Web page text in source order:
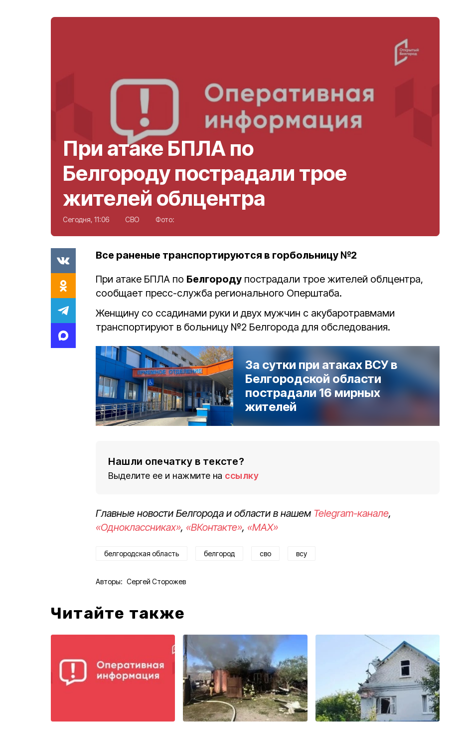
При атаке БПЛА по
Белгороду пострадали трое
жителей облцентра
Сегодня, 11:06 СВО Фото:
Все раненые транспортируются в горбольницу №2
При атаке БПЛА по Белгороду пострадали трое жителей облцентра,
сообщает пресс-служба регионального Оперштаба.
Женщину со ссадинами руки и двух мужчин с акубаротравмами
транспортируют в больницу №2 Белгорода для обследования.
За сутки при атаках ВСУ в
Белгородской области
пострадали 16 мирных
жителей
Нашли опечатку в тексте?
Выделите ее и нажмите на ссылку
Главные новости Белгорода и области в нашем Telegram-канале,
«Одноклассниках», «ВКонтакте», «MAX»
белгородская область белгород сво всу
Авторы: Сергей Сторожев
Читайте также